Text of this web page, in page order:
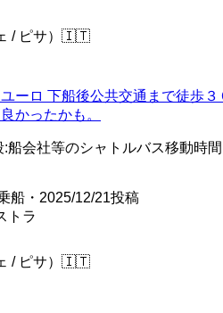
/ ピサ） 🇮🇹
ロ 下船後公共交通まで徒歩
かったかも。
:船会社等のシャトルバス移動時間
船・2025/12/21投稿
トラ
/ ピサ） 🇮🇹